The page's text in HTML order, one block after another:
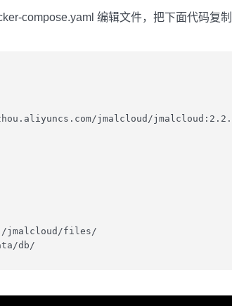
compose.yaml 编辑文件，把下面代码复制
jmalcloud/
jmalcloud/files/
db/